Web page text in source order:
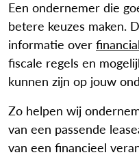
Een ondernemer die
betere keuzes maken.
informatie over
fiscale regels en
kunnen zijn op jouw
Zo helpen wij
van een passende
van een financieel